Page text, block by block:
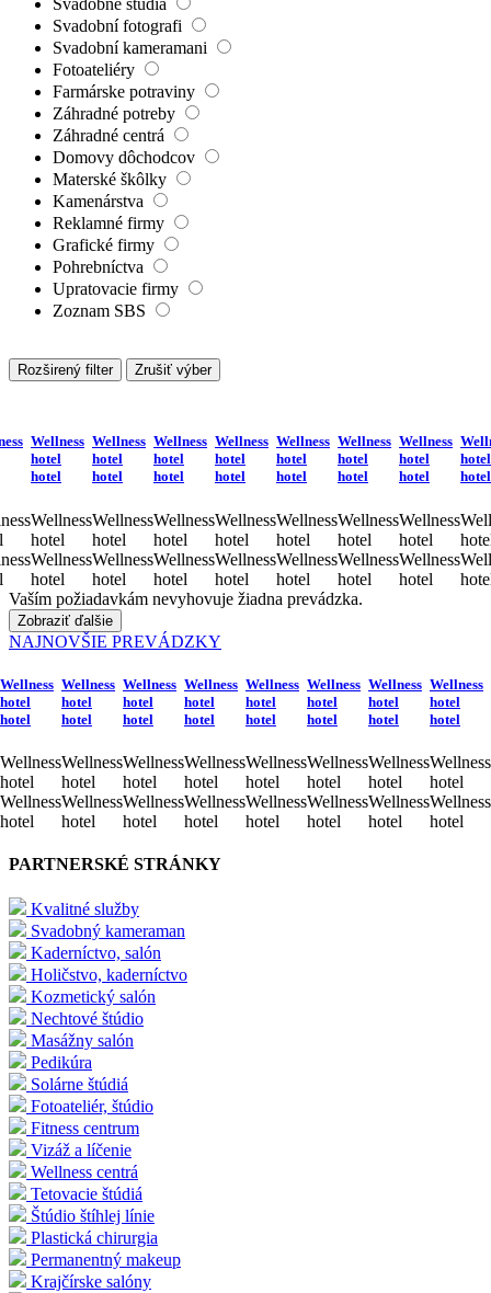
Svadobné štúdiá
Svadobní fotografi
Svadobní kameramani
Fotoateliéry
Farmárske potraviny
Záhradné potreby
Záhradné centrá
Domovy dôchodcov
Materské škôlky
Kamenárstva
Reklamné firmy
Grafické firmy
Pohrebníctva
Upratovacie firmy
Zoznam SBS
Rozširený filter Zrušiť výber
Wellness
hotel
hotel
Wellness
hotel
Wellness
hotel
Wellness
hotel
hotel
Wellness
hotel
Wellness
hotel
Wellness
hotel
hotel
Wellness
hotel
Wellness
hotel
Wellness
hotel
hotel
Wellness
hotel
Wellness
hotel
Wellness
hotel
hotel
Wellness
hotel
Wellness
hotel
Wellness
hotel
hotel
Wellness
hotel
Wellness
hotel
Wellness
hotel
hotel
Wellness
hotel
Wellness
hotel
hotel
hotel
Vaším požiadavkám nevyhovuje žiadna prevádzka.
Zobraziť ďalšie
NAJNOVŠIE PREVÁDZKY
Wellness
hotel
hotel
Wellness
hotel
Wellness
hotel
Wellness
hotel
hotel
Wellness
hotel
Wellness
hotel
Wellness
hotel
hotel
Wellness
hotel
Wellness
hotel
Wellness
hotel
hotel
Wellness
hotel
Wellness
hotel
Wellness
hotel
hotel
Wellness
hotel
Wellness
hotel
Wellness
hotel
hotel
Wellness
hotel
Wellness
hotel
Wellness
hotel
hotel
Wellness
hotel
Wellness
hotel
Wellness
hotel
hotel
Wellness
hotel
Wellness
hotel
PARTNERSKÉ STRÁNKY
Kvalitné služby
Svadobný kameraman
Kaderníctvo, salón
Holičstvo, kaderníctvo
Kozmetický salón
Nechtové štúdio
Masážny salón
Pedikúra
Solárne štúdiá
Fotoateliér, štúdio
Fitness centrum
Vizáž a líčenie
Wellness centrá
Tetovacie štúdiá
Štúdio štíhlej línie
Plastická chirurgia
Permanentný makeup
Krajčírske salóny